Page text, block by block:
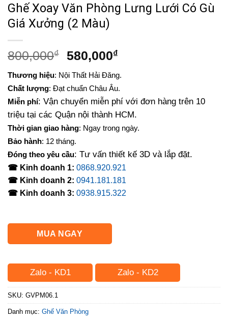
Ghế Xoay Văn Phòng Lưng Lưới Có Gù
Giá Xưởng (2 Màu)
800,000₫
Giá
là:
800,000₫.
580,000₫Giá
tại
là:
580,000₫.
Thương hiệu: Nội Thất Hải Đăng.
Chất lượng: Đạt chuẩn Châu Âu.
Miễn phí: Vận chuyển miễn phí với đơn hàng trên 10
triệu tại các Quận nội thành HCM.
Thời gian giao hàng: Ngay trong ngày.
Bảo hành: 12 tháng.
Đóng theo yêu cầu: Tư vấn thiết kế 3D và lắp đặt.
☎ Kinh doanh 1: 0868.920.921
☎ Kinh doanh 2: 0941.181.181
☎ Kinh doanh 3: 0938.915.322
MUA NGAY
Zalo - KD1 Zalo - KD2
SKU: GVPM06.1
Danh mục: Ghế Văn Phòng